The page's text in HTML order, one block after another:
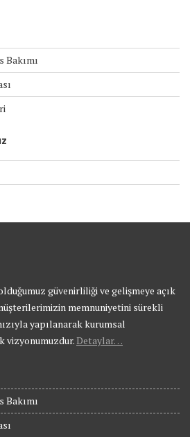
Bakımı
güvenirliliği ve gelişmeye açık
memnuniyetini sürekli
yapılanarak kurumsal
vizyonumuzdur.Detaylar…
Bakımı